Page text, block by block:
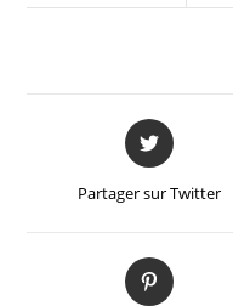
Partager sur Twitter